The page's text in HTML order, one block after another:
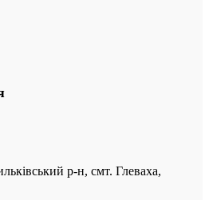
р-н, смт. Глеваха,